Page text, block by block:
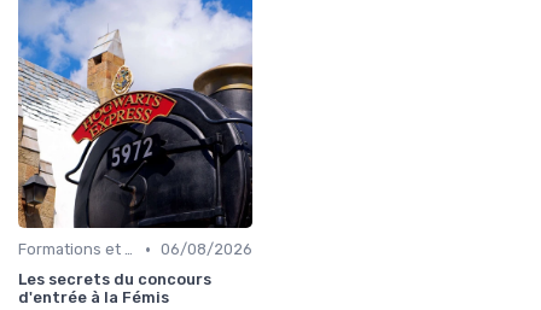
Formations et écoles de cinéma • 06/08/2026
Les secrets du concours
d'entrée à la Fémis